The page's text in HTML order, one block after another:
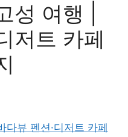
성 여행 |
저트 카페